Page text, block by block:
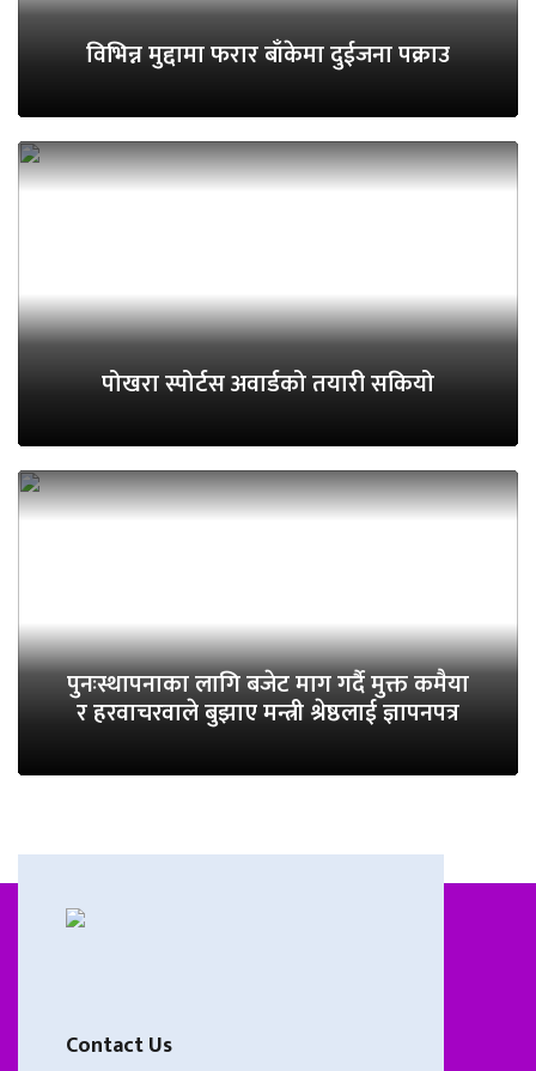
विभिन्न मुद्दामा फरार बाँकेमा दुईजना पक्राउ
पोखरा स्पोर्टस अवार्डको तयारी सकियो
पुनःस्थापनाका लागि बजेट माग गर्दै मुक्त कमैया
र हरवाचरवाले बुझाए मन्त्री श्रेष्ठलाई ज्ञापनपत्र
Contact Us